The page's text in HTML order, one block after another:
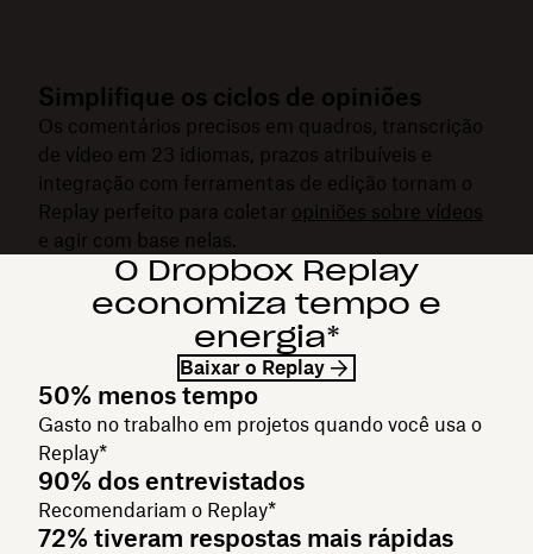
Simplifique os ciclos de opiniões
Os comentários precisos em quadros, transcrição
de vídeo em 23 idiomas, prazos atribuíveis e
integração com ferramentas de edição tornam o
Replay perfeito para coletar opiniões sobre vídeos
e agir com base nelas.
O Dropbox Replay
economiza tempo e
energia*
Baixar o Replay
50% menos tempo
Gasto no trabalho em projetos quando você usa o
Replay*
90% dos entrevistados
Recomendariam o Replay*
72% tiveram respostas mais rápidas